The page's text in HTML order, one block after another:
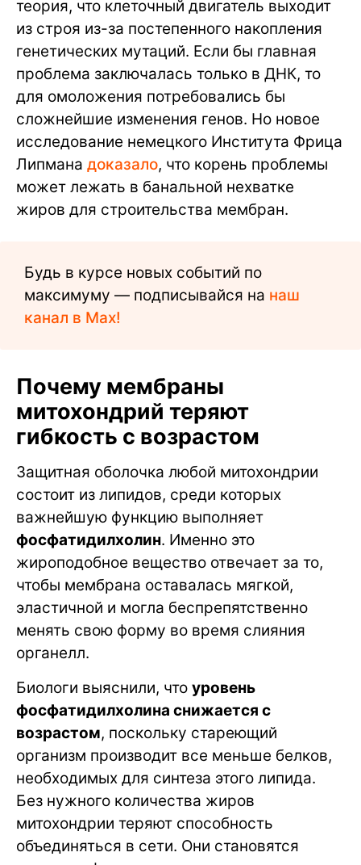
теория, что клеточный двигатель выходит
из строя из-за постепенного накопления
генетических мутаций. Если бы главная
проблема заключалась только в ДНК, то
для омоложения потребовались бы
сложнейшие изменения генов. Но новое
исследование немецкого Института Фрица
Липмана доказало, что корень проблемы
может лежать в банальной нехватке
жиров для строительства мембран.
Будь в курсе новых событий по
максимуму — подписывайся на наш
канал в Max!
Почему мембраны
митохондрий теряют
гибкость с возрастом
Защитная оболочка любой митохондрии
состоит из липидов, среди которых
важнейшую функцию выполняет
фосфатидилхолин. Именно это
жироподобное вещество отвечает за то,
чтобы мембрана оставалась мягкой,
эластичной и могла беспрепятственно
менять свою форму во время слияния
органелл.
Биологи выяснили, что уровень
фосфатидилхолина снижается с
возрастом, поскольку стареющий
организм производит все меньше белков,
необходимых для синтеза этого липида.
Без нужного количества жиров
митохондрии теряют способность
объединяться в сети. Они становятся